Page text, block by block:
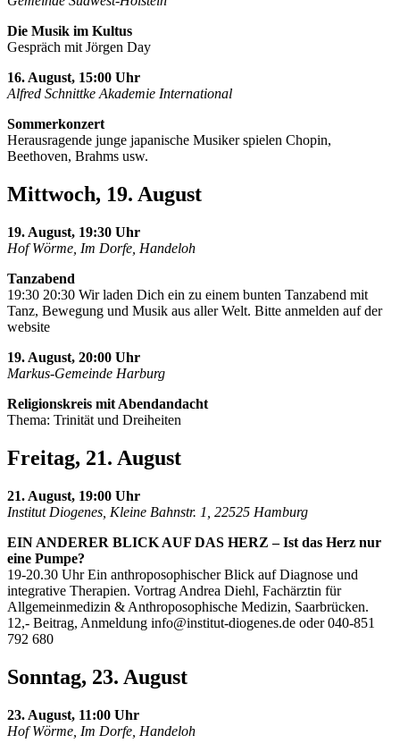
Die Musik im Kultus
Gespräch mit Jörgen Day
16. August, 15:00 Uhr
Alfred Schnittke Akademie International
Sommerkonzert
Herausragende junge japanische Musiker spielen Chopin,
Beethoven, Brahms usw.
Mittwoch, 19. August
19. August, 19:30 Uhr
Hof Wörme, Im Dorfe, Handeloh
Tanzabend
19:30 20:30 Wir laden Dich ein zu einem bunten Tanzabend mit
Tanz, Bewegung und Musik aus aller Welt. Bitte anmelden auf der
website
19. August, 20:00 Uhr
Markus-Gemeinde Harburg
Religionskreis mit Abendandacht
Thema: Trinität und Dreiheiten
Freitag, 21. August
21. August, 19:00 Uhr
Institut Diogenes, Kleine Bahnstr. 1, 22525 Hamburg
EIN ANDERER BLICK AUF DAS HERZ – Ist das Herz nur
eine Pumpe?
19-20.30 Uhr Ein anthroposophischer Blick auf Diagnose und
integrative Therapien. Vortrag Andrea Diehl, Fachärztin für
Allgemeinmedizin & Anthroposophische Medizin, Saarbrücken.
12,- Beitrag, Anmeldung info@institut-diogenes.de oder 040-851
792 680
Sonntag, 23. August
23. August, 11:00 Uhr
Hof Wörme, Im Dorfe, Handeloh